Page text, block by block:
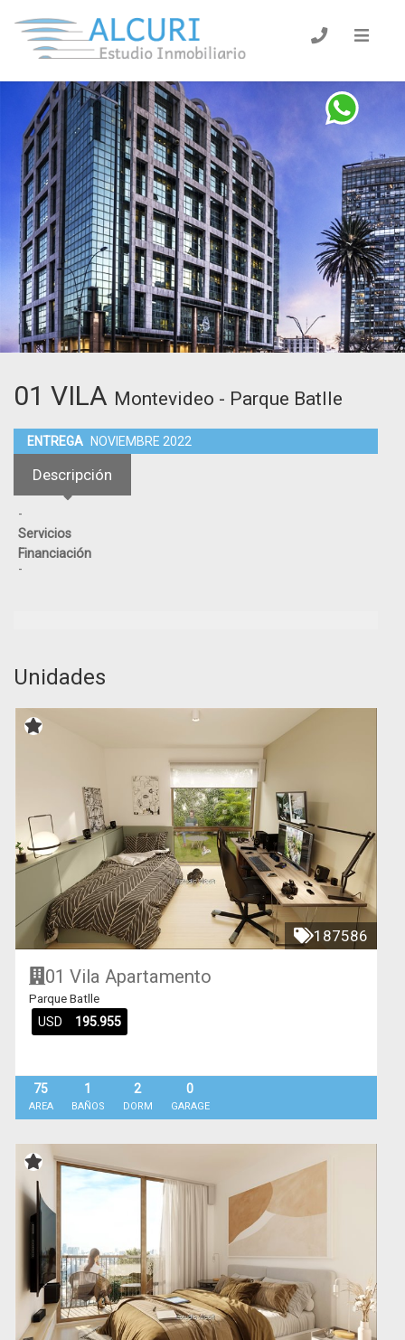
01 VILA Montevideo - Parque Batlle
ENTREGA NOVIEMBRE 2022
Descripción
-
Servicios
Financiación
-
Unidades
187586
01 Vila Apartamento
Parque Batlle
USD 195.955
75
AREA
1
BAÑOS
2
DORM
0
GARAGE